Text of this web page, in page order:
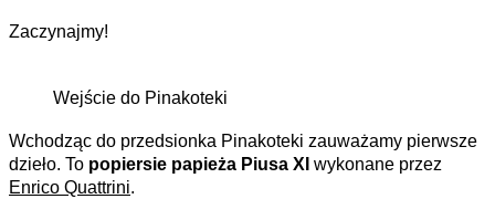
Zaczynajmy!
Wejście do Pinakoteki
Wchodząc do przedsionka Pinakoteki zauważamy pierwsze
dzieło. To popiersie papieża Piusa XI wykonane przez
Enrico Quattrini.